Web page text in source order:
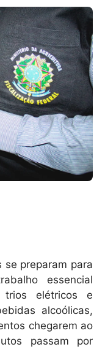
se preparam para
essencial
trios elétricos e
alcoólicas,
chegarem ao
passam por